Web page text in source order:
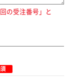
の受注番号」と